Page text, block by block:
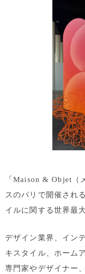
「Maison & Objet（
スのパリで開催され
イルに関する世界最
デザイン業界、イン
キスタイル、ホーム
専門家やデザイナー